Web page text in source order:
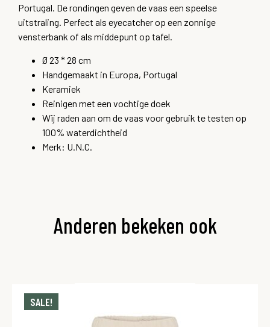
Portugal. De rondingen geven de vaas een speelse
uitstraling. Perfect als eyecatcher op een zonnige
vensterbank of als middepunt op tafel.
Ø 23 * 28 cm
Handgemaakt in Europa, Portugal
Keramiek
Reinigen met een vochtige doek
Wij raden aan om de vaas voor gebruik te testen op
100% waterdichtheid
Merk: U.N.C.
Anderen bekeken ook
SALE!